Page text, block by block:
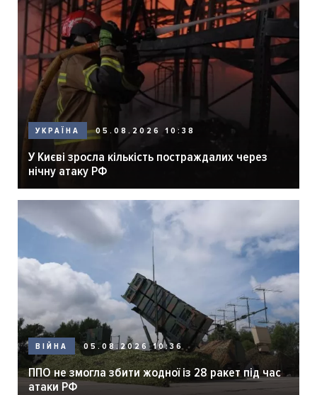
УКРАЇНА 05.08.2026 10:38
У Києві зросла кількість постраждалих через
нічну атаку РФ
ВІЙНА 05.08.2026 10:36
ППО не змогла збити жодної із 28 ракет під час
атаки РФ